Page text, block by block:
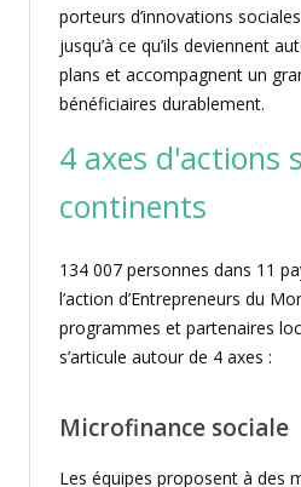
porteurs d’innovations
jusqu’à ce qu’ils deviennent
plans et accompagnent un
bénéficiaires durablement.
4 axes d'actions
continents
134 007 personnes dans 11
l’action d’Entrepreneurs du
programmes et partenaires
s’articule autour de 4 axes :
Microfinance sociale
Les équipes proposent à des